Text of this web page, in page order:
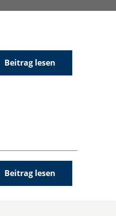
Beitrag lesen
Beitrag lesen